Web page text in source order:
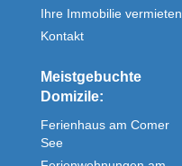
Ihre Immobilie vermieten
Kontakt
Meistgebuchte
Domizile:
Ferienhaus am Comer
See